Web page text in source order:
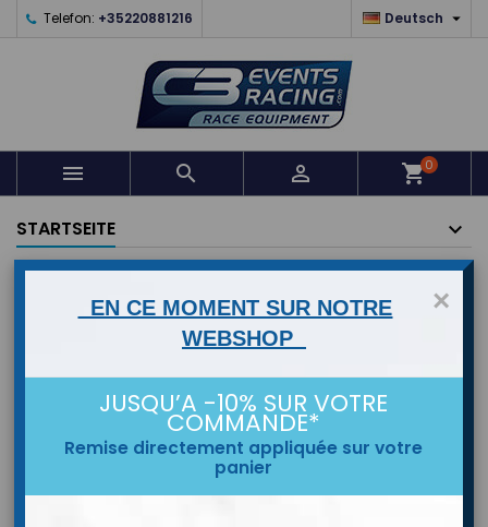
Telefon: +35220881216 Deutsch 
   shopping_cart0
STARTSEITE
×
EN CE MOMENT SUR NOTRE
WEBSHOP
JUSQU’A -10% SUR VOTRE
COMMANDE*
Remise directement appliquée sur votre
panier